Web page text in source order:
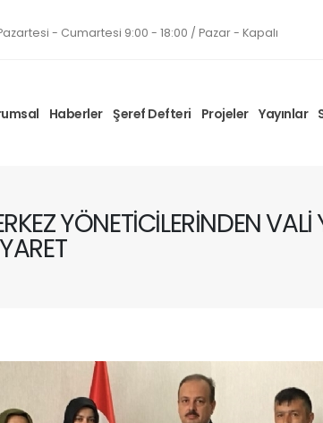
- Cumartesi 9:00 - 18:00 / Pazar - Kapalı
Haberler Şeref Defteri Projeler Yayınlar
YÖNETİCİLERİNDEN VALİ